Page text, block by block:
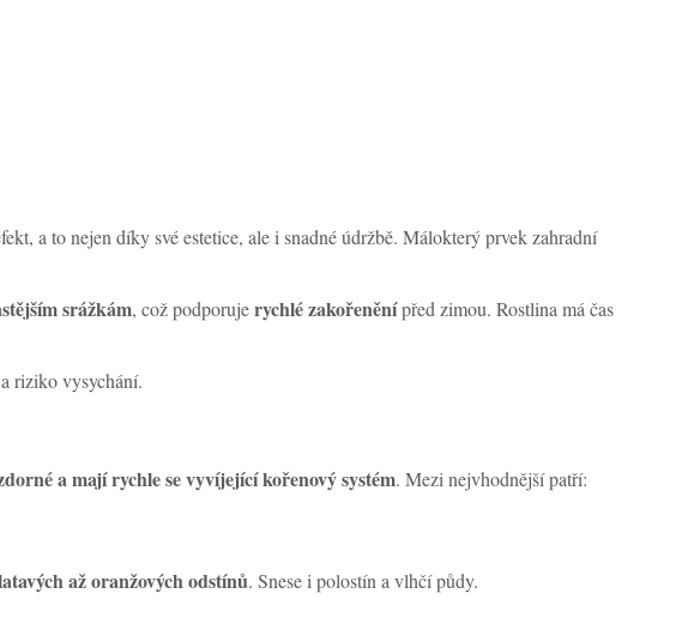
a to nejen díky své estetice, ale i snadné údržbě. Málokterý prvek zahradní
srážkám, což podporujerychlé zakořeněnípřed zimou. Rostlina má čas
riziko vysychání.
a mají rychle se vyvíjející kořenový systém. Mezi nejvhodnější patří:
až oranžových odstínů. Snese i polostín a vlhčí půdy.